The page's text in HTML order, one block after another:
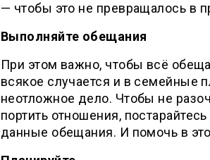
— чтобы это не превращалось в
Выполняйте обещания
При этом важно, чтобы всё
всякое случается и в семейные
неотложное дело. Чтобы не
портить отношения,
данные обещания. И помочь в